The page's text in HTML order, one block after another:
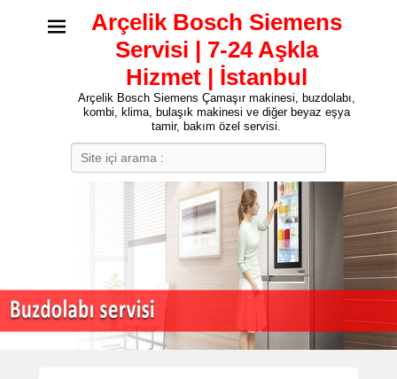
Arçelik Bosch Siemens
Servisi | 7-24 Aşkla
Hizmet | İstanbul
Arçelik Bosch Siemens Çamaşır makinesi, buzdolabı,
kombi, klima, bulaşık makinesi ve diğer beyaz eşya
tamir, bakım özel servisi.